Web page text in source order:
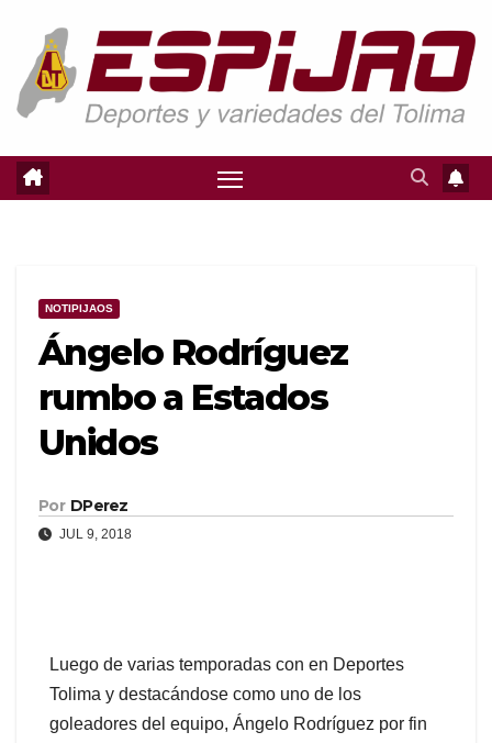
contenido
NOTIPIJAOS
Ángelo Rodríguez
rumbo a Estados
Unidos
Por DPerez
JUL 9, 2018
Luego de varias temporadas con en Deportes
Tolima y destacándose como uno de los
goleadores del equipo, Ángelo Rodríguez por fin